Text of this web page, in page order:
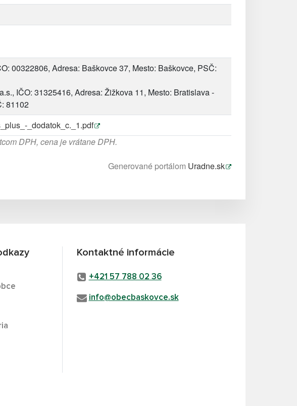
00322806, Adresa: Baškovce 37, Mesto: Baškovce, PSČ:
IČO: 31325416, Adresa: Žižkova 11, Mesto: Bratislava -
81102
_dodatok_c._1.pdf
DPH, cena je vrátane DPH.
Generované portálom Uradne.sk
Kontaktné informácie
+421 57 788 02 36
info@obecbaskovce.sk